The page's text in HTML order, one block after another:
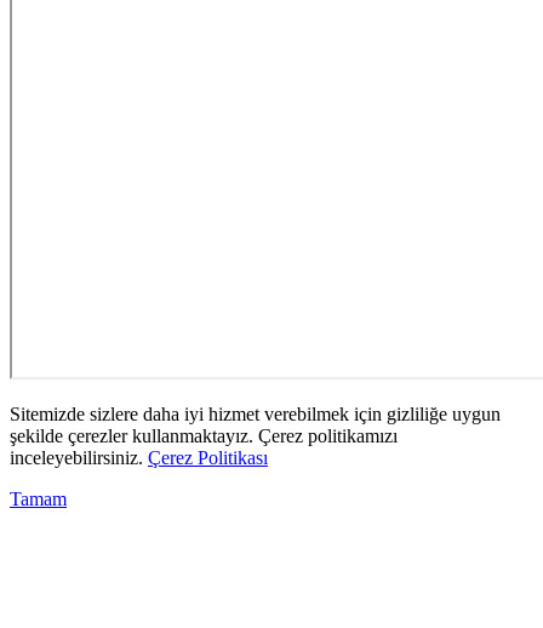
Sitemizde sizlere daha iyi hizmet verebilmek için gizliliğe uygun
şekilde çerezler kullanmaktayız. Çerez politikamızı
inceleyebilirsiniz. Çerez Politikası
Tamam